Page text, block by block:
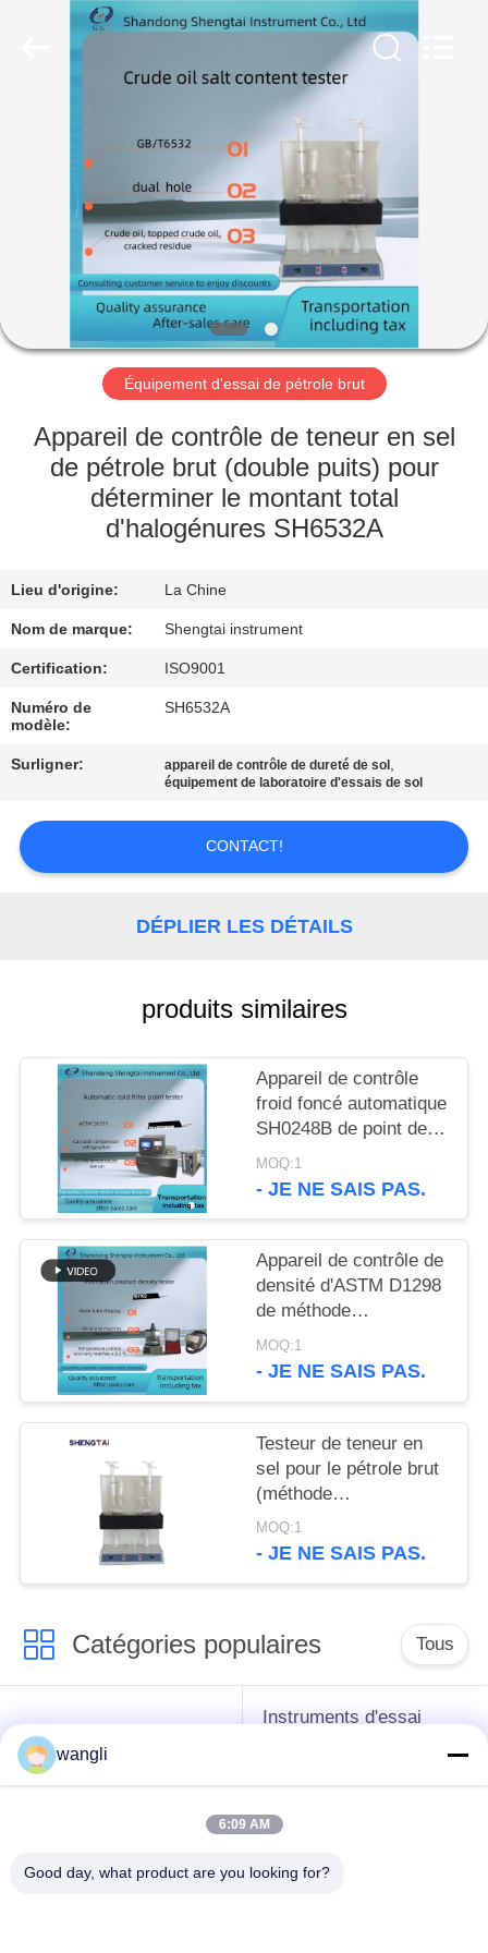
PRODUITS
SUJET
DE
NOUS
VISITE
D'USINE
CONTRÔLE
QUALITÉ
CONTACTEZ-
NOUS
DEMANDEZ
UNE
CITATION
PRIVACY
POLICY
Équipement d'essai de pétrole brut
Appareil de contrôle de teneur en sel
de pétrole brut (double puits) pour
déterminer le montant total
d'halogénures SH6532A
Lieu d'origine: La Chine
Nom de marque: Shengtai instrument
Certification: ISO9001
Numéro de
modèle:
SH6532A
Surligner: appareil de contrôle de dureté de sol ,
équipement de laboratoire d'essais de sol
CONTACT!
DÉPLIER LES DÉTAILS
produits similaires
Appareil de contrôle
froid foncé automatique
SH0248B de point de
filtration de pétrole brut
de pétrole d'ASTM
MOQ:1
- JE NE SAIS PAS.
Appareil de contrôle de
densité d'ASTM D1298
de méthode
brute/liquide de
densimètre des
MOQ:1
- JE NE SAIS PAS.
Testeur de teneur en
sel pour le pétrole brut
(méthode
électrométrique)
Conforme à l'ASTM
MOQ:1
- JE NE SAIS PAS.
Catégories populaires Tous
instruments de essai
de pétrole
Instruments d'essai
graisse
Équipement d'essai
d'huile de
wangli
6:09 AM
Good day, what product are you looking for?